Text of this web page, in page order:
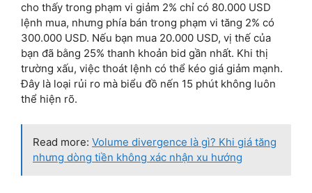
cho thấy trong phạm vi giảm 2% chỉ có 80.000 USD
lệnh mua, nhưng phía bán trong phạm vi tăng 2% có
300.000 USD. Nếu bạn mua 20.000 USD, vị thế của
bạn đã bằng 25% thanh khoản bid gần nhất. Khi thị
trường xấu, việc thoát lệnh có thể kéo giá giảm mạnh.
Đây là loại rủi ro mà biểu đồ nến 15 phút không luôn
thể hiện rõ.
Read more: Volume divergence là gì? Khi giá tăng
nhưng dòng tiền không xác nhận xu hướng